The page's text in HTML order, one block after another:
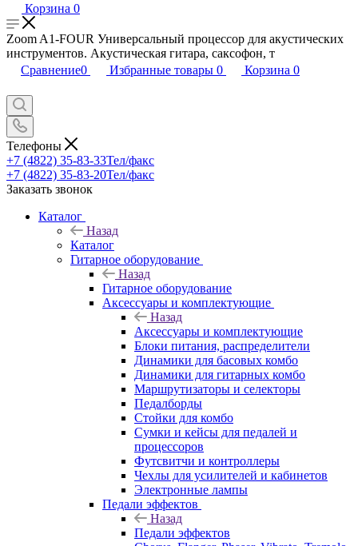
Корзина 0
Zoom A1-FOUR Универсальный процессор для акустических
инструментов. Акустическая гитара, саксофон, т
Сравнение0 Избранные товары 0 Корзина 0
Телефоны
+7 (4822) 35-83-33Тел/факс
+7 (4822) 35-83-20Тел/факс
Заказать звонок
Каталог
Назад
Каталог
Гитарное оборудование
Назад
Гитарное оборудование
Аксессуары и комплектующие
Назад
Аксессуары и комплектующие
Блоки питания, распределители
Динамики для басовых комбо
Динамики для гитарных комбо
Маршрутизаторы и селекторы
Педалборды
Стойки для комбо
Сумки и кейсы для педалей и
процессоров
Футсвитчи и контроллеры
Чехлы для усилителей и кабинетов
Электронные лампы
Педали эффектов
Назад
Педали эффектов